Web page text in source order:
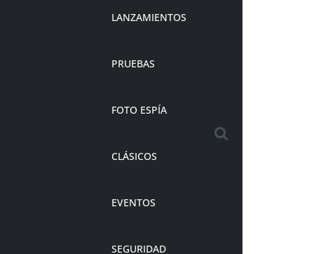
LANZAMIENTOS
PRUEBAS
FOTO ESPÍA
CLÁSICOS
EVENTOS
SEGURIDAD